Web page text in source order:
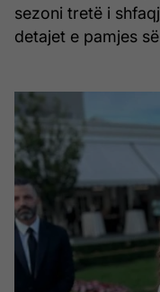
sezoni tretë i
detajet e pamjes